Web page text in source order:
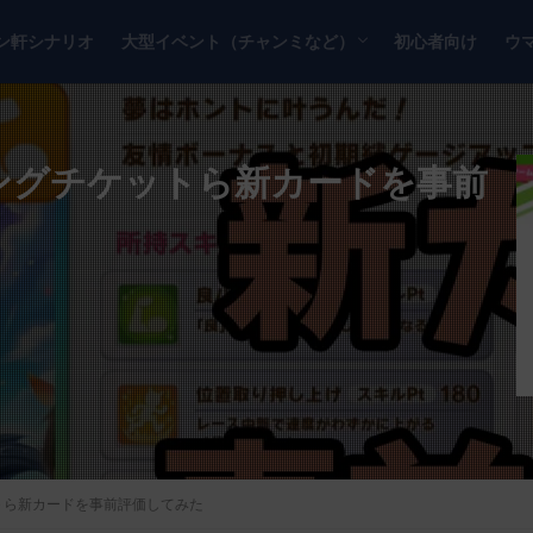
軒シナリオ 大型イベント（チャンミなど） 初心者向け ウ
グチケットら新カードを事前
ら新カードを事前評価してみた